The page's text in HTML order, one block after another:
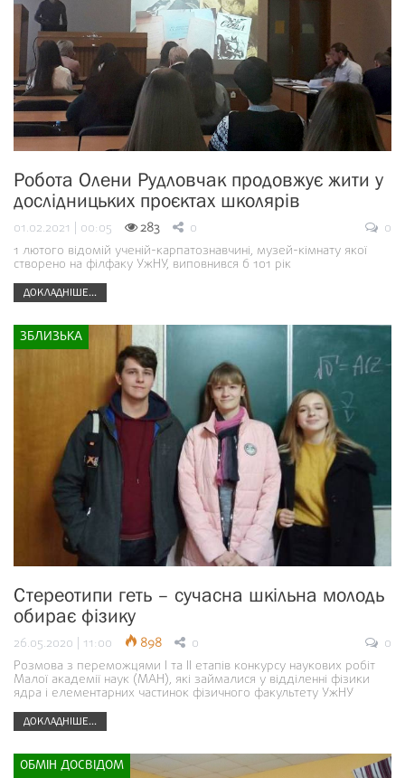
Робота Олени Рудловчак продовжує жити у
дослідницьких проєктах школярів
01.02.2021 | 00:05 283 0
0
1 лютого відомій ученій-карпатознавчині, музей-кімнату якої
створено на філфаку УжНУ, виповнився б 101 рік
ДОКЛАДНІШЕ...
ЗБЛИЗЬКА
Стереотипи геть – сучасна шкільна молодь
обирає фізику
26.05.2020 | 11:00 898 0
0
Розмова з переможцями І та ІІ етапів конкурсу наукових робіт
Малої академії наук (МАН), які займалися у відділенні фізики
ядра і елементарних частинок фізичного факультету УжНУ
ДОКЛАДНІШЕ...
ОБМІН ДОСВІДОМ